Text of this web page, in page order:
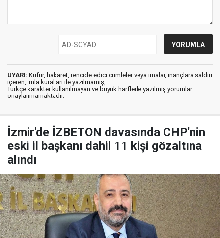
UYARI: Küfür, hakaret, rencide edici cümleler veya imalar, inançlara saldırı
içeren, imla kuralları ile yazılmamış,
Türkçe karakter kullanılmayan ve büyük harflerle yazılmış yorumlar
onaylanmamaktadır.
İzmir'de İZBETON davasında CHP'nin
eski il başkanı dahil 11 kişi gözaltına
alındı